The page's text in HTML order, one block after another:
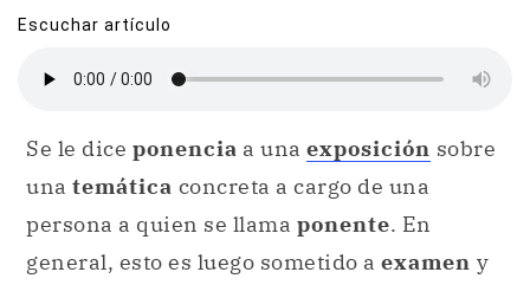
Escuchar artículo
Se le dice ponencia a una exposición sobre
una temática concreta a cargo de una
persona a quien se llama ponente. En
general, esto es luego sometido a examen y